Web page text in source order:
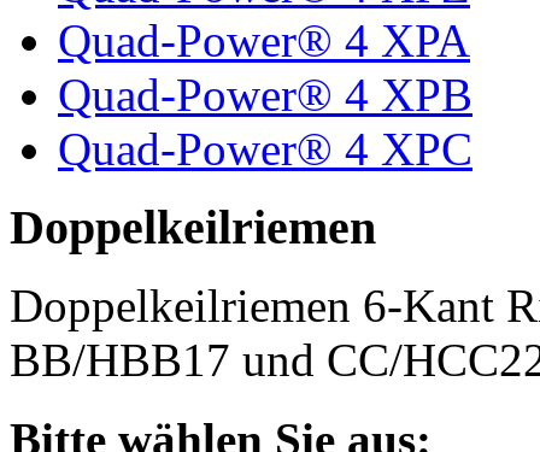
Quad-Power® 4 XPA
Quad-Power® 4 XPB
Quad-Power® 4 XPC
Doppelkeilriemen
Doppelkeilriemen 6-Kant
BB/HBB17 und CC/
Bitte wählen Sie aus: